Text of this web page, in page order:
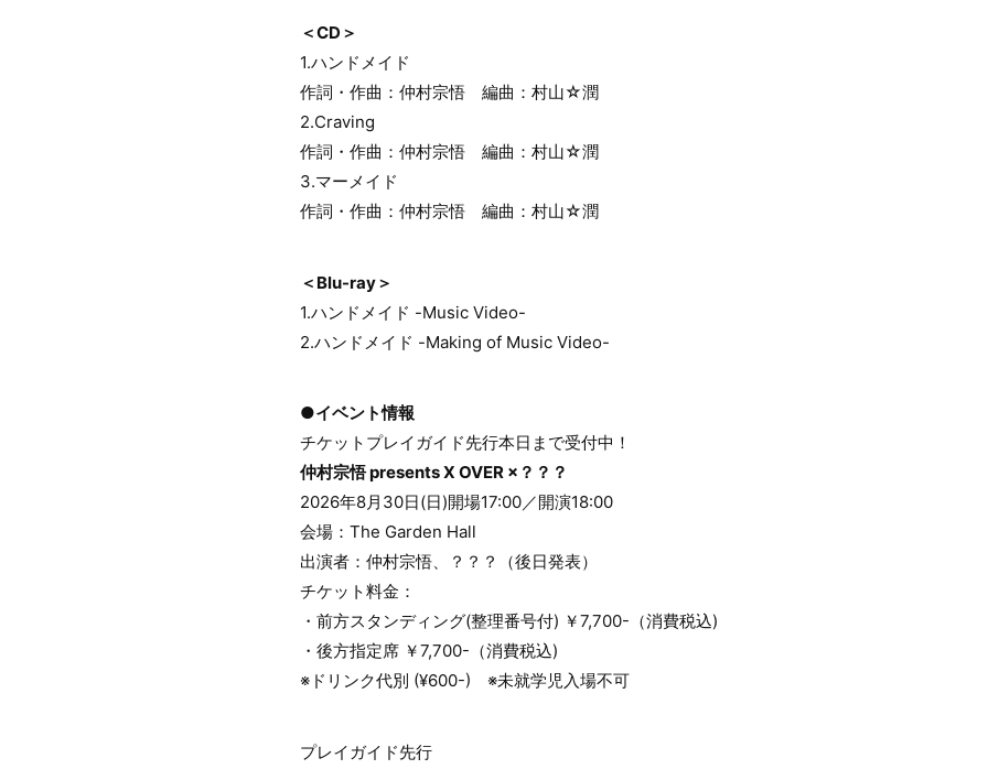
＜CD＞
1.ハンドメイド
作詞・作曲：仲村宗悟 編曲：村山☆潤
2.Craving
作詞・作曲：仲村宗悟 編曲：村山☆潤
3.マーメイド
作詞・作曲：仲村宗悟 編曲：村山☆潤
＜Blu-ray＞
1.ハンドメイド -Music Video-
2.ハンドメイド -Making of Music Video-
●イベント情報
チケットプレイガイド先行本日まで受付中！
仲村宗悟 presents X OVER ×？？？
2026年8月30日(日)開場17:00／開演18:00
会場：The Garden Hall
出演者：仲村宗悟、？？？（後日発表）
チケット料金：
・前方スタンディング(整理番号付) ￥7,700-（消費税込)
・後方指定席 ￥7,700-（消費税込)
※ドリンク代別 (¥600-) ※未就学児入場不可
プレイガイド先行